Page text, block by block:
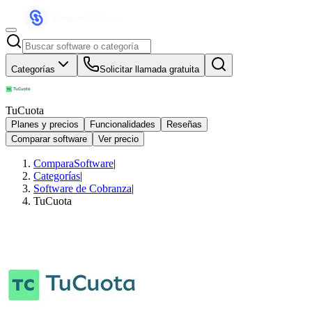
Categorías Solicitar llamada gratuita
TuCuota
Planes y precios Funcionalidades
Reseñas
Comparar software
Ver precio
ComparaSoftware|
Categorías|
Software de Cobranza|
TuCuota